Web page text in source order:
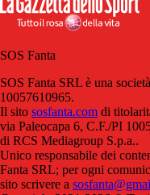
SOS Fanta
SOS Fanta SRL è una
10057610965.
Il sito sosfanta.com di
via Paleocapa 6, C.F./PI
di RCS Mediagroup S.p.a..
Unico responsabile dei
Fanta SRL; per ogni
sito scrivere a